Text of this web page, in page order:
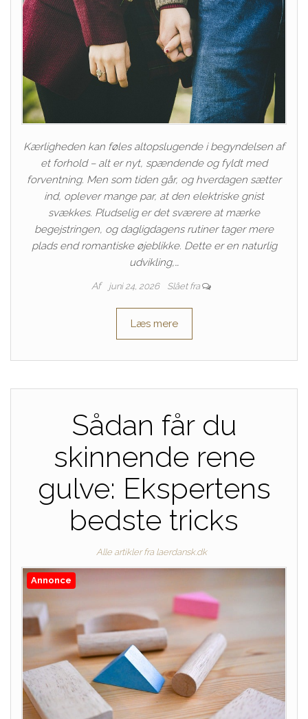
Kærligheden kan føles altopslugende i begyndelsen af
et forhold – alt er nyt, spændende og fyldt med
forventning. Men som tiden går, og hverdagen sætter
ind, oplever mange par, at den elektriske gnist
svækkes. Pludselig er det sværere at mærke
begejstringen, og dagligdagens rutiner tager mere
plads end romantiske øjeblikke. Dette er en naturlig
udvikling,…
Af juni 24, 2026 Slået fra
Læs mere
Sådan får du
skinnende rene
gulve: Ekspertens
bedste tricks
Alle artikler fra laerdansk.dk
Annonce